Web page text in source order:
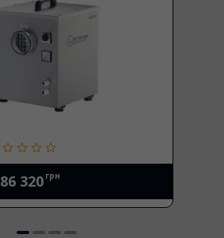
86 320 грн